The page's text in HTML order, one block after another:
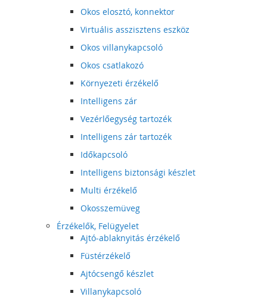
Okos elosztó, konnektor
Virtuális asszisztens eszköz
Okos villanykapcsoló
Okos csatlakozó
Környezeti érzékelő
Intelligens zár
Vezérlőegység tartozék
Intelligens zár tartozék
Időkapcsoló
Intelligens biztonsági készlet
Multi érzékelő
Okosszemüveg
Érzékelők, Felügyelet
Ajtó-ablaknyitás érzékelő
Füstérzékelő
Ajtócsengő készlet
Villanykapcsoló